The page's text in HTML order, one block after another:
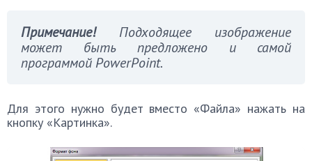
Примечание! Подходящее изображение
может быть предложено и самой
программой PowerPoint.
Для этого нужно будет вместо «Файла» нажать на
кнопку «Картинка».